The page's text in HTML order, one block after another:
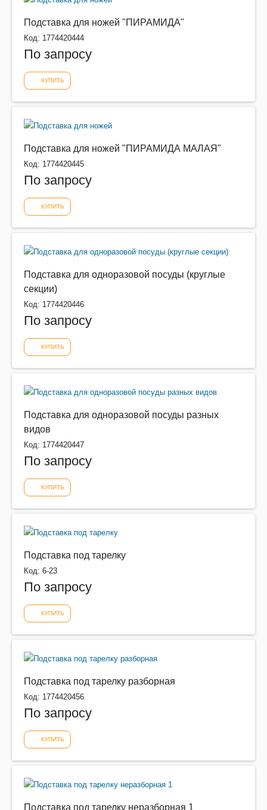
Подставка для ножей "ПИРАМИДА"
Код: 1774420444
По запросу
КУПИТЬ
Подставка для ножей "ПИРАМИДА МАЛАЯ"
Код: 1774420445
По запросу
КУПИТЬ
Подставка для одноразовой посуды (круглые
секции)
Код: 1774420446
По запросу
КУПИТЬ
Подставка для одноразовой посуды разных
видов
Код: 1774420447
По запросу
КУПИТЬ
Подставка под тарелку
Код: 6-23
По запросу
КУПИТЬ
Подставка под тарелку разборная
Код: 1774420456
По запросу
КУПИТЬ
Подставка под тарелку неразборная 1